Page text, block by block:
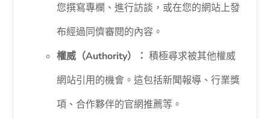
您撰寫專欄、進行訪談，或在您的網站上發
布經過同儕審閱的內容。
權威（Authority）： 積極尋求被其他權威
網站引用的機會。這包括新聞報導、行業獎
項、合作夥伴的官網推薦等。